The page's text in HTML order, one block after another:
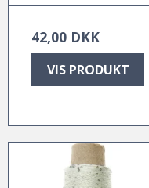
42,00 DKK
VIS PRODUKT